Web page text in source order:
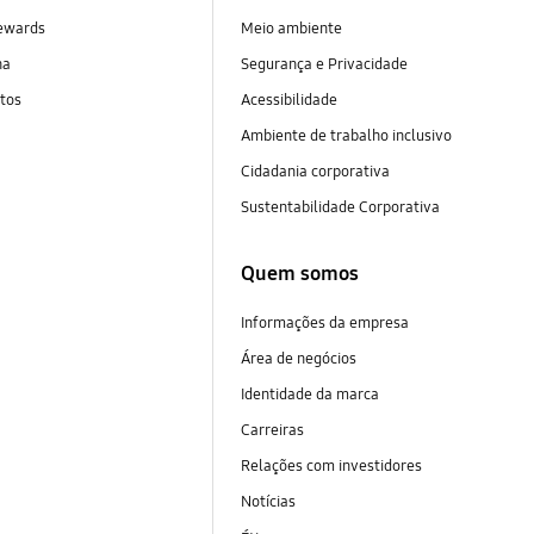
Meio ambiente
Segurança e Privacidade
Acessibilidade
Ambiente de trabalho inclusivo
Cidadania corporativa
Sustentabilidade Corporativa
Quem somos
Informações da empresa
Área de negócios
Identidade da marca
Carreiras
Relações com investidores
Notícias